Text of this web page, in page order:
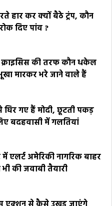
हार कर क्यों बैठे ट्रंप, कौन
दिए पांव ?
की तरफ कौन धकेल
मारकर भरे जाने वाले हैं
गए हैं मोदी, छूटती पकड़
बदहवासी में गलतियां
एलर्ट अमेरिकी नागरिक बाहर
की जवाबी तैयारी